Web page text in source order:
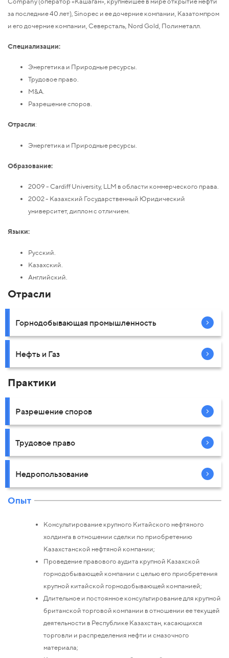
за последние 40 лет), Sinopec и ее дочерние компании, Казатомпром
и его дочерние компании, Северсталь, Nord Gold, Полиметалл.
Специализации:
Энергетика и Природные ресурсы.
Трудовое право.
M&A.
Разрешение споров.
Отрасли:
Энергетика и Природные ресурсы.
Образование:
2009 - Cardiff University, LLM в области коммерческого права.
2002 - Казахский Государственный Юридический
университет, диплом с отличием.
Языки:
Русский.
Казахский.
Английский.
Отрасли
Горнодобывающая промышленность
Нефть и Газ
Практики
Разрешение споров
Трудовое право
Недропользование
Опыт
Консультирование крупного Китайского нефтяного
холдинга в отношении сделки по приобретению
Казахстанской нефтяной компании;
Проведение правового аудита крупной Казахской
горнодобывающей компании с целью его приобретения
крупной китайской горнодобывающей компанией;
Длительное и постоянное консультирование для крупной
британской торговой компании в отношении ее текущей
деятельности в Республике Казахстан, касающихся
торговли и распределения нефти и смазочного
материала;